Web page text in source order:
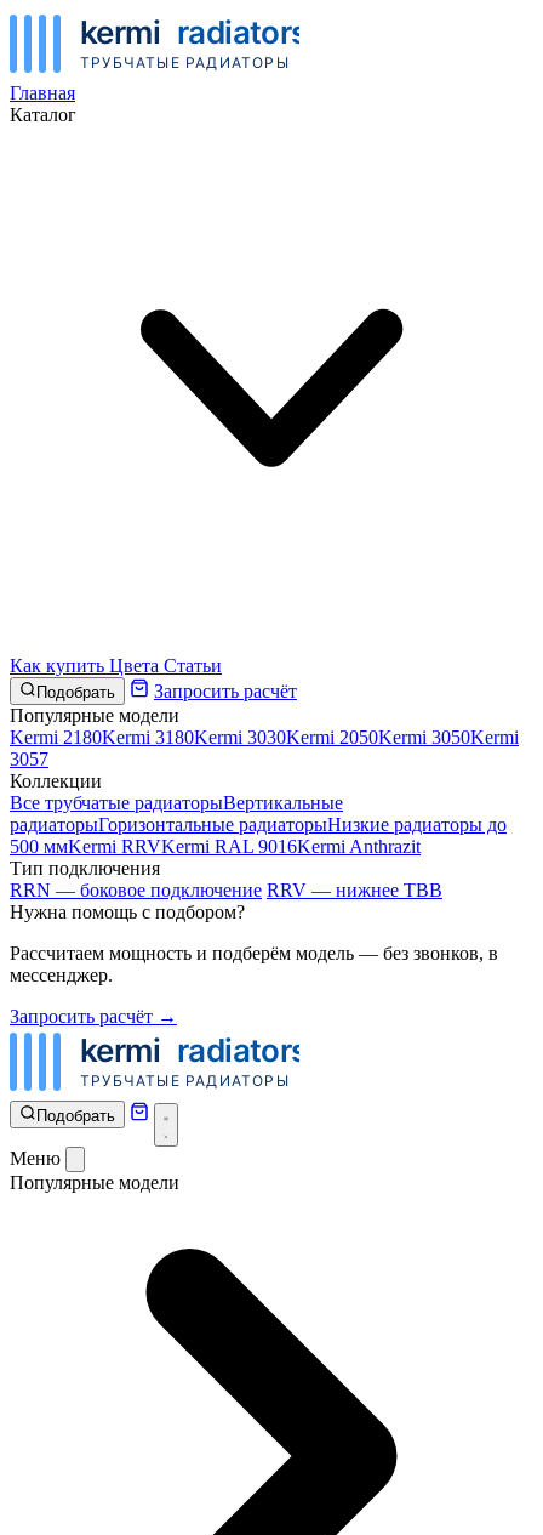
Главная
Каталог
Как купить Цвета Статьи
Подобрать
Запросить расчёт
Популярные модели
Kermi 2180Kermi 3180Kermi 3030Kermi 2050Kermi 3050Kermi
3057
Коллекции
Все трубчатые радиаторыВертикальные
радиаторыГоризонтальные радиаторыНизкие радиаторы до
500 ммKermi RRVKermi RAL 9016Kermi Anthrazit
Тип подключения
RRN — боковое подключение RRV — нижнее ТВВ
Нужна помощь с подбором?
Рассчитаем мощность и подберём модель — без звонков, в
мессенджер.
Запросить расчёт →
Подобрать
Меню
Популярные модели